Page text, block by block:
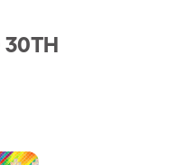
30TH